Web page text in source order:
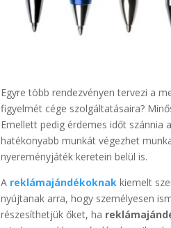
Egyre több rendezvényen tervezi a
figyelmét cége szolgáltatásaira?
Emellett pedig érdemes időt szánnia
hatékonyabb munkát végezhet
nyereményjáték keretein belül is.
A reklámajándékoknak kiemelt
nyújtanak arra, hogy személyesen
részesíthetjük őket, ha